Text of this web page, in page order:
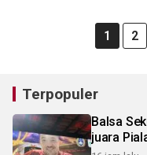
1 2
Terpopuler
Balsa
juara